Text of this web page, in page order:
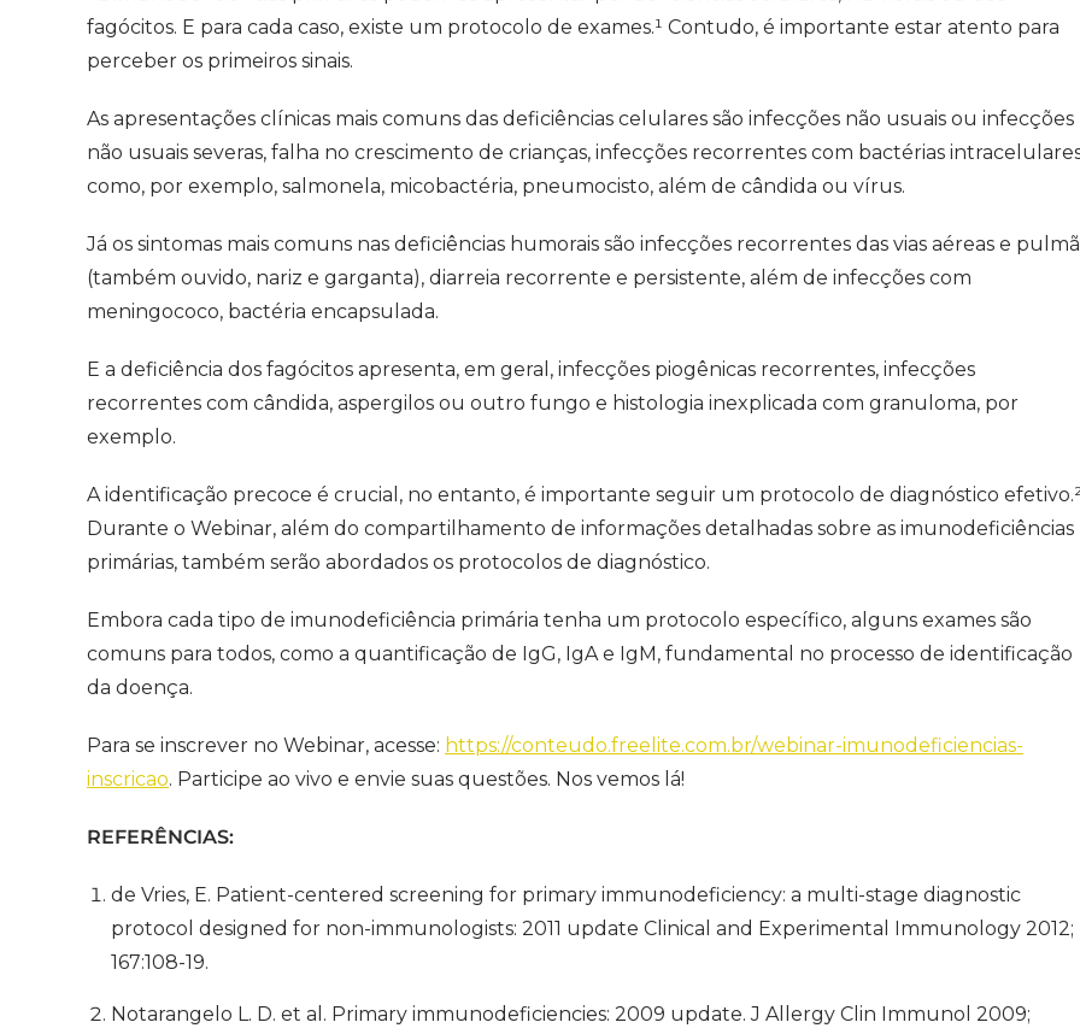
fagócitos. E para cada caso, existe um protocolo de exames.¹ Contudo, é importante estar atento para
perceber os primeiros sinais.
As apresentações clínicas mais comuns das deficiências celulares são infecções não usuais ou infecções
não usuais severas, falha no crescimento de crianças, infecções recorrentes com bactérias
como, por exemplo, salmonela, micobactéria, pneumocisto, além de cândida ou vírus.
Já os sintomas mais comuns nas deficiências humorais são infecções recorrentes das vias aéreas e
(também ouvido, nariz e garganta), diarreia recorrente e persistente, além de infecções com
meningococo, bactéria encapsulada.
E a deficiência dos fagócitos apresenta, em geral, infecções piogênicas recorrentes, infecções
recorrentes com cândida, aspergilos ou outro fungo e histologia inexplicada com granuloma, por
exemplo.
A identificação precoce é crucial, no entanto, é importante seguir um protocolo de diagnóstico
Durante o Webinar, além do compartilhamento de informações detalhadas sobre as imunodeficiências
primárias, também serão abordados os protocolos de diagnóstico.
Embora cada tipo de imunodeficiência primária tenha um protocolo específico, alguns exames são
comuns para todos, como a quantificação de IgG, IgA e IgM, fundamental no processo de identificação
da doença.
Para se inscrever no Webinar, acesse: https://conteudo.freelite.com.br/webinar-imunodeficiencias-
inscricao. Participe ao vivo e envie suas questões. Nos vemos lá!
REFERÊNCIAS:
de Vries, E. Patient-centered screening for primary immunodeficiency: a multi-stage diagnostic
protocol designed for non-immunologists: 2011 update Clinical and Experimental Immunology 2012;
167:108-19.
Notarangelo L. D. et al. Primary immunodeficiencies: 2009 update. J Allergy Clin Immunol 2009;